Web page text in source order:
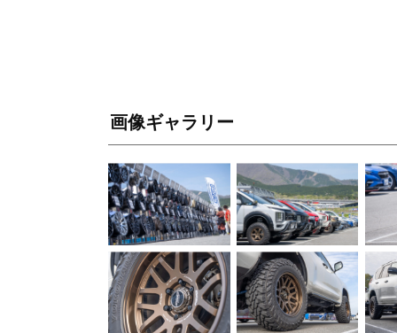
画像ギャラリー